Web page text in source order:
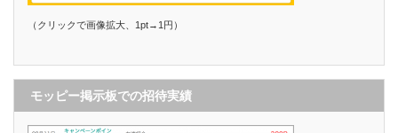
（クリックで画像拡大、1pt→1円）
モッピー掲示板での招待実績